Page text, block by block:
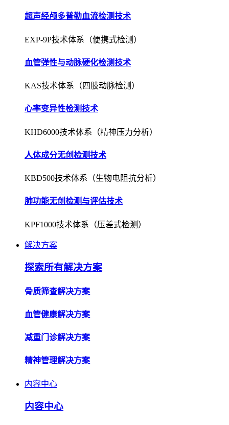
超声经颅多普勒血流检测技术
EXP-9P技术体系（便携式检测）
血管弹性与动脉硬化检测技术
KAS技术体系（四肢动脉检测）
心率变异性检测技术
KHD6000技术体系（精神压力分析）
人体成分无创检测技术
KBD500技术体系（生物电阻抗分析）
肺功能无创检测与评估技术
KPF1000技术体系（压差式检测）
解决方案
探索所有解决方案
骨质筛查解决方案
血管健康解决方案
减重门诊解决方案
精神管理解决方案
内容中心
内容中心